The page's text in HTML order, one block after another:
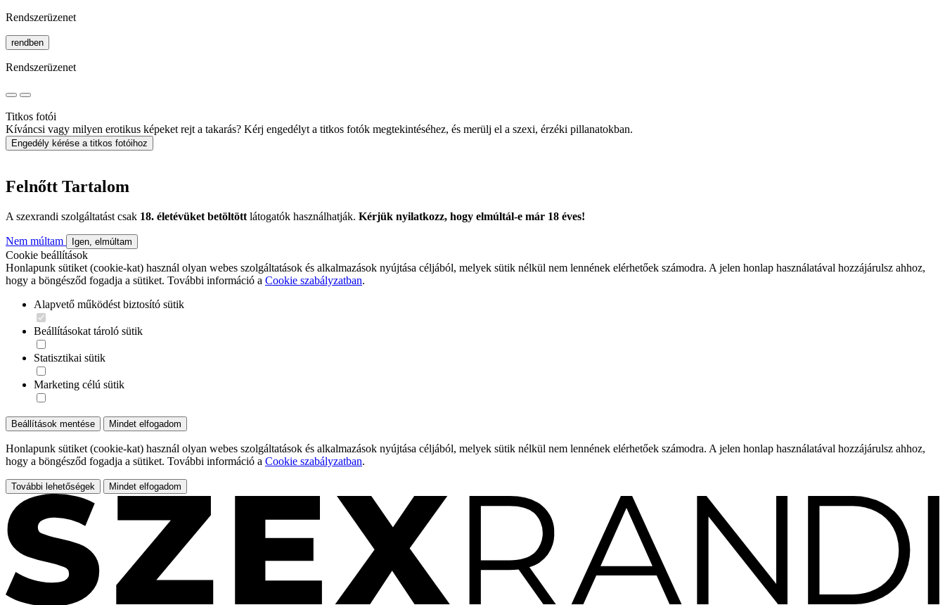
Rendszerüzenet
rendben
Rendszerüzenet
Titkos fotói
Kíváncsi vagy milyen erotikus képeket rejt a takarás? Kérj engedélyt a titkos fotók megtekintéséhez, és merülj el a szexi, érzéki pillanatokban.
Engedély kérése a titkos fotóihoz
Felnőtt Tartalom
A szexrandi szolgáltatást csak 18. életévüket betöltött látogatók használhatják. Kérjük nyilatkozz, hogy elmúltál-e már 18 éves!
Nem múltam Igen, elmúltam
Cookie beállítások
Honlapunk sütiket (cookie-kat) használ olyan webes szolgáltatások és alkalmazások nyújtása céljából, melyek sütik nélkül nem lennének elérhetőek számodra. A jelen honlap használatával hozzájárulsz ahhoz,
hogy a böngésződ fogadja a sütiket. További információ a Cookie szabályzatban.
Alapvető működést biztosító sütik
Beállításokat tároló sütik
Statisztikai sütik
Marketing célú sütik
Beállítások mentése Mindet elfogadom
Honlapunk sütiket (cookie-kat) használ olyan webes szolgáltatások és alkalmazások nyújtása céljából, melyek sütik nélkül nem lennének elérhetőek számodra. A jelen honlap használatával hozzájárulsz ahhoz,
hogy a böngésződ fogadja a sütiket. További információ a Cookie szabályzatban.
További lehetőségek Mindet elfogadom